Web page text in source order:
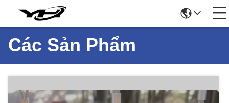
Các Sản Phẩm